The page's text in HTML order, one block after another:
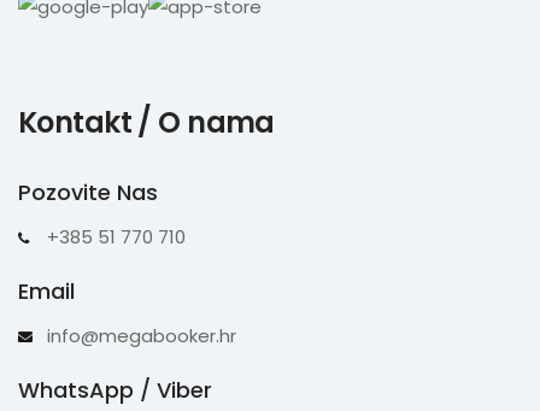
Kontakt / O nama
Pozovite Nas
+385 51 770 710
Email
info@megabooker.hr
WhatsApp / Viber